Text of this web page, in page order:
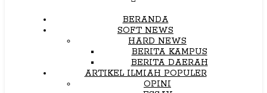
BERANDA
SOFT NEWS
HARD NEWS
BERITA KAMPUS
BERITA DAERAH
ARTIKEL ILMIAH POPULER
OPINI